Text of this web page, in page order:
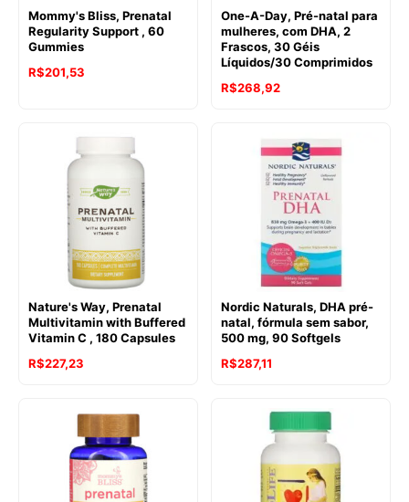
Mommy's Bliss, Prenatal
Regularity Support , 60
Gummies
R$201,53
One-A-Day, Pré-natal para
mulheres, com DHA, 2
Frascos, 30 Géis
Líquidos/30 Comprimidos
R$268,92
Nature's Way, Prenatal
Multivitamin with Buffered
Vitamin C , 180 Capsules
R$227,23
Nordic Naturals, DHA pré-
natal, fórmula sem sabor,
500 mg, 90 Softgels
R$287,11